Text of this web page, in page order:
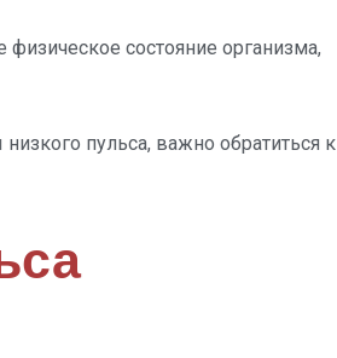
физическое состояние организма,
пульса, важно обратиться к